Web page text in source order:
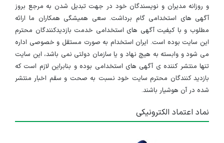
و روزانه مدیران و نویسندگان خود در جهت تبدیل شدن به مرجع بروز
آگهی های استخدامی گام برداشت. سعی همیشگی همکاران ما ارائه
مطلوب و با کیفیت آگهی های استخدامی خدمت بازدیدکنندگان محترم
این سایت بوده است. ایران استخدام به صورت مستقل و خصوصی اداره
می شود و وابسته به هیچ نهاد و یا سازمان دولتی نمی باشد، این سایت
تنها منتشر کننده ی آگهی های استخدامی بوده و بنابراین لازم است که
بازدید کنندگان محترم سایت خود نسبت به صحت و سقم اخبار منتشر
شده در آن هوشیار باشند.
نماد اعتماد الکترونیکی